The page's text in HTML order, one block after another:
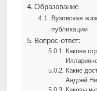
Образование
Вузовская
публикации
Вопрос-ответ:
Какова
Какие
Андрей